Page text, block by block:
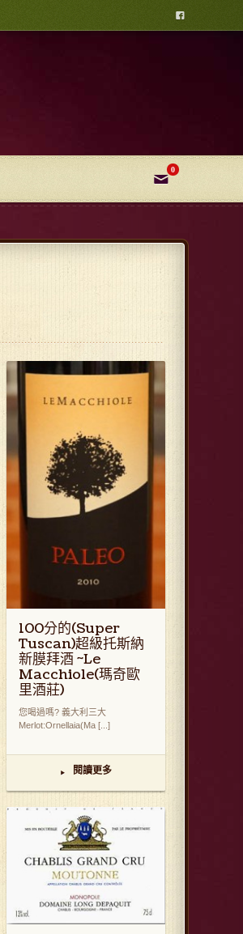

✉
0
100分的(Super
Tuscan)超級托斯納
新膜拜酒 ~Le
Macchiole(瑪奇歐
里酒莊)
您喝過嗎? 義大利三大
Merlot:Ornellaia(Ma [...]
▸ 閱讀更多